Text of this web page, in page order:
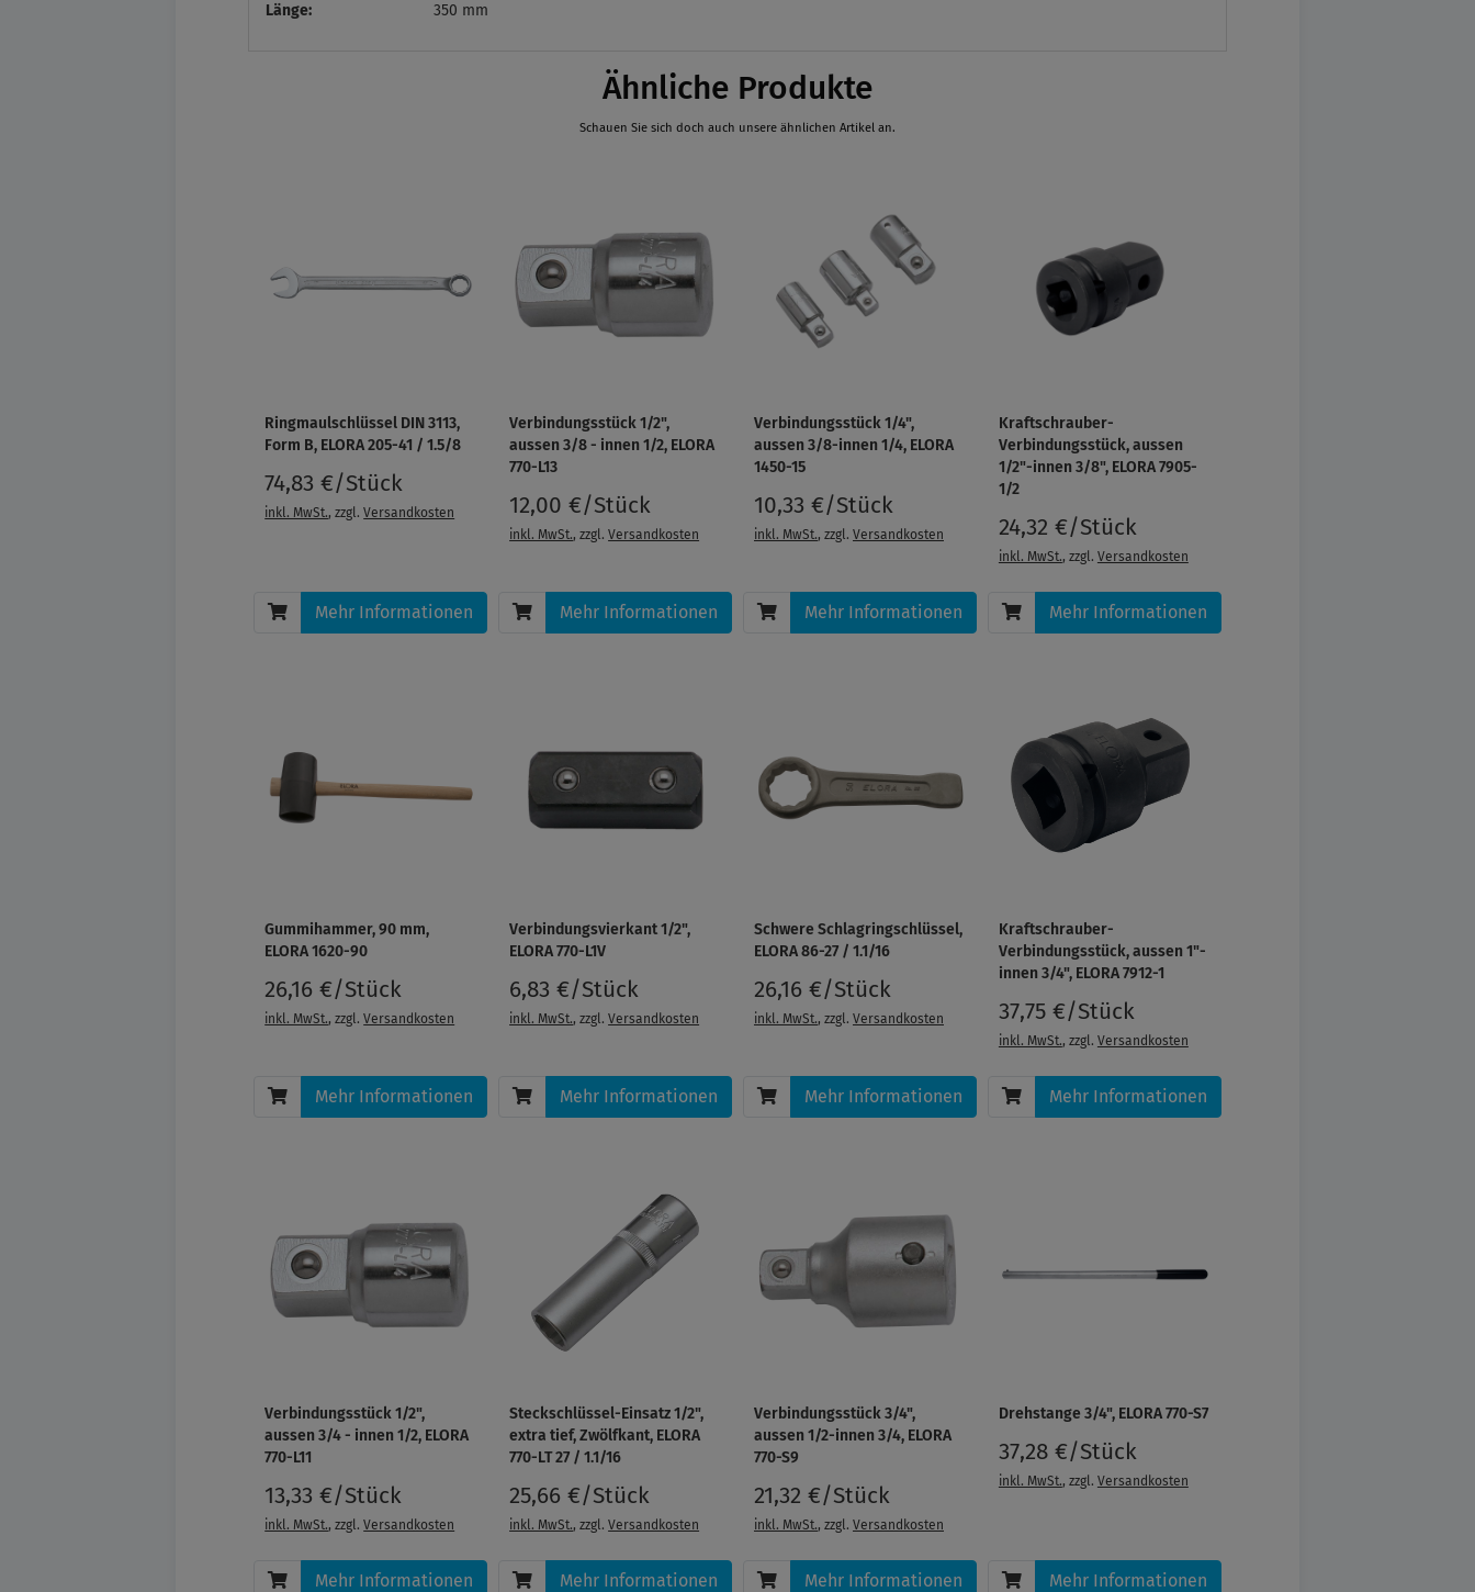
Länge:
350 mm
Ähnliche Produkte
Schauen Sie sich doch auch unsere ähnlichen Artikel an.
Ringmaulschlüssel DIN 3113,
Form B, ELORA 205-41 / 1.5/8
74,83 €/Stück
inkl. MwSt., zzgl.Versandkosten
Mehr Informationen
Verbindungsstück 1/2",
aussen 3/8 - innen 1/2, ELORA
770-L13
12,00 €/Stück
inkl. MwSt., zzgl.Versandkosten
Mehr Informationen
Verbindungsstück 1/4",
aussen 3/8-innen 1/4, ELORA
1450-15
10,33 €/Stück
inkl. MwSt., zzgl. Versandkosten
Mehr Informationen
Kraftschrauber-
Verbindungsstück, aussen
1/2"-innen 3/8", ELORA 7905-
1/2
24,32 €/Stück
inkl. MwSt., zzgl. Versandkosten
Mehr Informationen
Gummihammer, 90 mm,
ELORA 1620-90
26,16 €/Stück
inkl. MwSt., zzgl.Versandkosten
Mehr Informationen
Verbindungsvierkant 1/2",
ELORA 770-L1V
6,83 €/Stück
inkl. MwSt., zzgl.Versandkosten
Mehr Informationen
Schwere Schlagringschlüssel,
ELORA 86-27 / 1.1/16
26,16 €/Stück
inkl. MwSt., zzgl. Versandkosten
Mehr Informationen
Kraftschrauber-
Verbindungsstück, aussen 1"-
innen 3/4", ELORA 7912-1
37,75 €/Stück
inkl. MwSt., zzgl. Versandkosten
Mehr Informationen
Verbindungsstück 1/2",
aussen 3/4 - innen 1/2, ELORA
770-L11
13,33 €/Stück
inkl. MwSt., zzgl.Versandkosten
Mehr Informationen
Steckschlüssel-Einsatz 1/2",
extra tief, Zwölfkant, ELORA
770-LT 27 / 1.1/16
25,66 €/Stück
inkl. MwSt., zzgl.Versandkosten
Mehr Informationen
Verbindungsstück 3/4",
aussen 1/2-innen 3/4, ELORA
770-S9
21,32 €/Stück
inkl. MwSt., zzgl. Versandkosten
Mehr Informationen
Drehstange 3/4", ELORA 770-S7
37,28 €/Stück
inkl. MwSt., zzgl. Versandkosten
Mehr Informationen